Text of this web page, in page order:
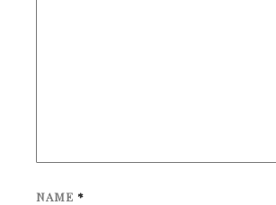
NAME *